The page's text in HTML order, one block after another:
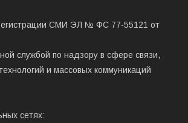
СМИ ЭЛ № ФС 77-55121 от
службой по надзору в сфере связи,
и массовых коммуникаций
сетях: